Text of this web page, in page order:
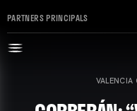
PARTNERS PRINCIPALS
VALENCIA